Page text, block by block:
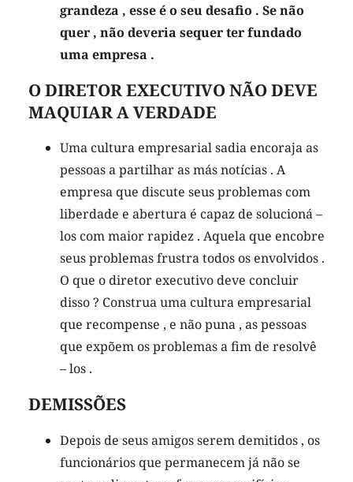
grandeza , esse é o seu desafio . Se não
quer , não deveria sequer ter fundado
uma empresa .
O DIRETOR EXECUTIVO NÃO DEVE
MAQUIAR A VERDADE
Uma cultura empresarial sadia encoraja as
pessoas a partilhar as más notícias . A
empresa que discute seus problemas com
liberdade e abertura é capaz de solucioná –
los com maior rapidez . Aquela que encobre
seus problemas frustra todos os envolvidos .
O que o diretor executivo deve concluir
disso ? Construa uma cultura empresarial
que recompense , e não puna , as pessoas
que expõem os problemas a fim de resolvê
– los .
DEMISSÕES
Depois de seus amigos serem demitidos , os
funcionários que permanecem já não se